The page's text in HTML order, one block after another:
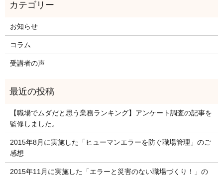
お知らせ
コラム
受講者の声
【職場でムダだと思う業務ランキング】アンケート調査の記事を
監修しました。
2015年8月に実施した「ヒューマンエラーを防ぐ職場管理」のご
感想
2015年11月に実施した「エラーと災害のない職場づくり！」の